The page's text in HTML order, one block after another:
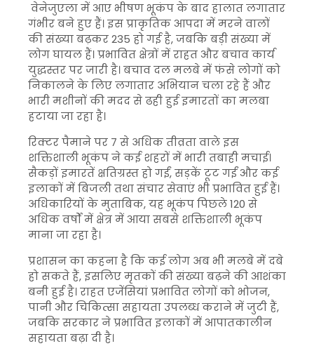
वेनेजुएला में आए भीषण भूकंप के बाद हालात लगातार
गंभीर बने हुए हैं। इस प्राकृतिक आपदा में मरने वालों
की संख्या बढ़कर 235 हो गई है, जबकि बड़ी संख्या में
लोग घायल हैं। प्रभावित क्षेत्रों में राहत और बचाव कार्य
युद्धस्तर पर जारी है। बचाव दल मलबे में फंसे लोगों को
निकालने के लिए लगातार अभियान चला रहे हैं और
भारी मशीनों की मदद से ढही हुई इमारतों का मलबा
हटाया जा रहा है।
रिक्टर पैमाने पर 7 से अधिक तीव्रता वाले इस
शक्तिशाली भूकंप ने कई शहरों में भारी तबाही मचाई।
सैकड़ों इमारतें क्षतिग्रस्त हो गईं, सड़कें टूट गईं और कई
इलाकों में बिजली तथा संचार सेवाएं भी प्रभावित हुई हैं।
अधिकारियों के मुताबिक, यह भूकंप पिछले 120 से
अधिक वर्षों में क्षेत्र में आया सबसे शक्तिशाली भूकंप
माना जा रहा है।
प्रशासन का कहना है कि कई लोग अब भी मलबे में दबे
हो सकते हैं, इसलिए मृतकों की संख्या बढ़ने की आशंका
बनी हुई है। राहत एजेंसियां प्रभावित लोगों को भोजन,
पानी और चिकित्सा सहायता उपलब्ध कराने में जुटी हैं,
जबकि सरकार ने प्रभावित इलाकों में आपातकालीन
सहायता बढ़ा दी है।